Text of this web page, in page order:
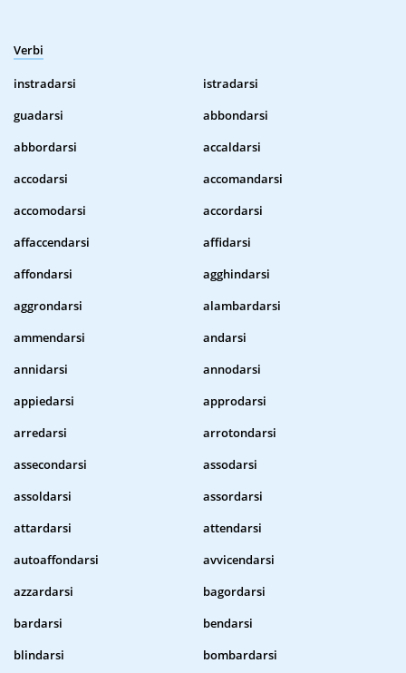
Verbi
instradarsi
istradarsi
guadarsi
abbondarsi
abbordarsi
accaldarsi
accodarsi
accomandarsi
accomodarsi
accordarsi
affaccendarsi
affidarsi
affondarsi
agghindarsi
aggrondarsi
alambardarsi
ammendarsi
andarsi
annidarsi
annodarsi
appiedarsi
approdarsi
arredarsi
arrotondarsi
assecondarsi
assodarsi
assoldarsi
assordarsi
attardarsi
attendarsi
autoaffondarsi
avvicendarsi
azzardarsi
bagordarsi
bardarsi
bendarsi
blindarsi
bombardarsi